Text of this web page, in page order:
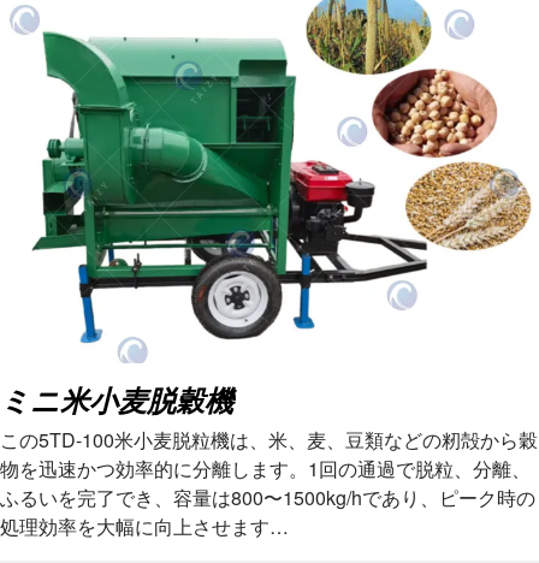
ミニ米小麦脱穀機
この5TD-100米小麦脱粒機は、米、麦、豆類などの籾殻から穀
物を迅速かつ効率的に分離します。1回の通過で脱粒、分離、
ふるいを完了でき、容量は800〜1500kg/hであり、ピーク時の
処理効率を大幅に向上させます…